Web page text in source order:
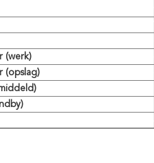
(werk)
(opslag)